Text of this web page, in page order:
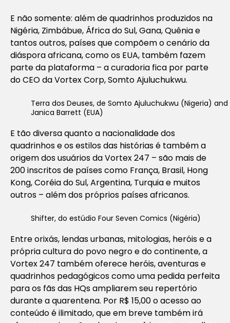
E não somente: além de quadrinhos produzidos na
Nigéria, Zimbábue, África do Sul, Gana, Quênia e
tantos outros, países que compõem o cenário da
diáspora africana, como os EUA, também fazem
parte da plataforma – a curadoria fica por parte
do CEO da Vortex Corp, Somto Ajuluchukwu.
Terra dos Deuses, de Somto Ajuluchukwu (Nigeria) and
Janica Barrett (EUA)
E tão diversa quanto a nacionalidade dos
quadrinhos e os estilos das histórias é também a
origem dos usuários da Vortex 247 – são mais de
200 inscritos de países como França, Brasil, Hong
Kong, Coréia do Sul, Argentina, Turquia e muitos
outros – além dos próprios países africanos.
Shifter, do estúdio Four Seven Comics (Nigéria)
Entre orixás, lendas urbanas, mitologias, heróis e a
própria cultura do povo negro e do continente, a
Vortex 247 também oferece heróis, aventuras e
quadrinhos pedagógicos como uma pedida perfeita
para os fãs das HQs ampliarem seu repertório
durante a quarentena. Por R$ 15,00 o acesso ao
conteúdo é ilimitado, que em breve também irá